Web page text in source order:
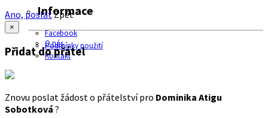
Informace
Facebook
O nás
Podmínky použití
Kontakt
Ano, poslatZpět
×
Přidat do přátel
Znovu poslat žádost o přátelství pro Dominika Atigu
Sobotková ?